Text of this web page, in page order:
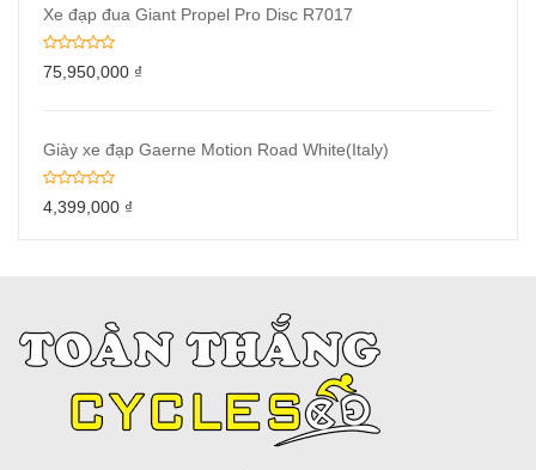
Xe đạp đua Giant Propel Pro Disc R7017
75,950,000 ₫
Giày xe đạp Gaerne Motion Road White(Italy)
4,399,000 ₫